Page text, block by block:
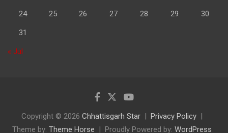
24 25 26 27 28 29 30
31
« Jul
Copyright © 2026 Chhattisgarh Star
Privacy Policy
Theme by: Theme Horse Proudly Powered by: WordPress